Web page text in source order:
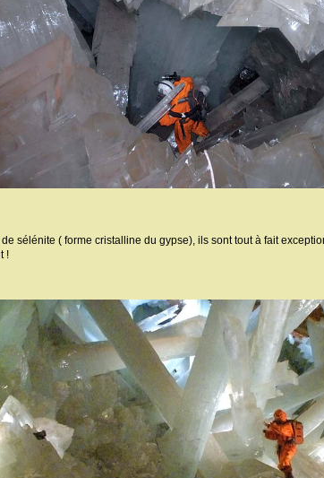
sélénite ( forme cristalline du gypse), ils sont tout à fait
!